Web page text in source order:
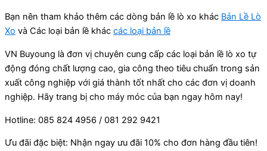
Bạn nên tham khảo thêm các dòng bản lề lò xo khác Bản Lề Lò
Xo và Các loại bản lề khác các loại bản lề
VN Buyoung là đơn vị chuyên cung cấp các loại bản lề lò xo tự
động đóng chất lượng cao, gia công theo tiêu chuẩn trong sản
xuất công nghiệp với giá thành tốt nhất cho các đơn vị doanh
nghiệp. Hãy trang bị cho máy móc của bạn ngay hôm nay!
Hotline: 085 824 4956 / 081 292 9421
Ưu đãi đặc biệt: Nhận ngay ưu đãi 10% cho đơn hàng đầu tiên!